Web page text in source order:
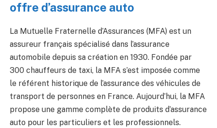
offre d’assurance auto
La Mutuelle Fraternelle d’Assurances (MFA) est un
assureur français spécialisé dans l’assurance
automobile depuis sa création en 1930. Fondée par
300 chauffeurs de taxi, la MFA s’est imposée comme
le référent historique de l’assurance des véhicules de
transport de personnes en France. Aujourd’hui, la MFA
propose une gamme complète de produits d’assurance
auto pour les particuliers et les professionnels.